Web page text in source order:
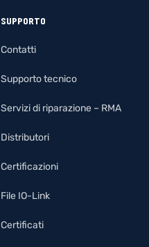
SUPPORTO
Contatti
Supporto tecnico
Servizi di riparazione – RMA
Distributori
Certificazioni
File IO-Link
Certificati